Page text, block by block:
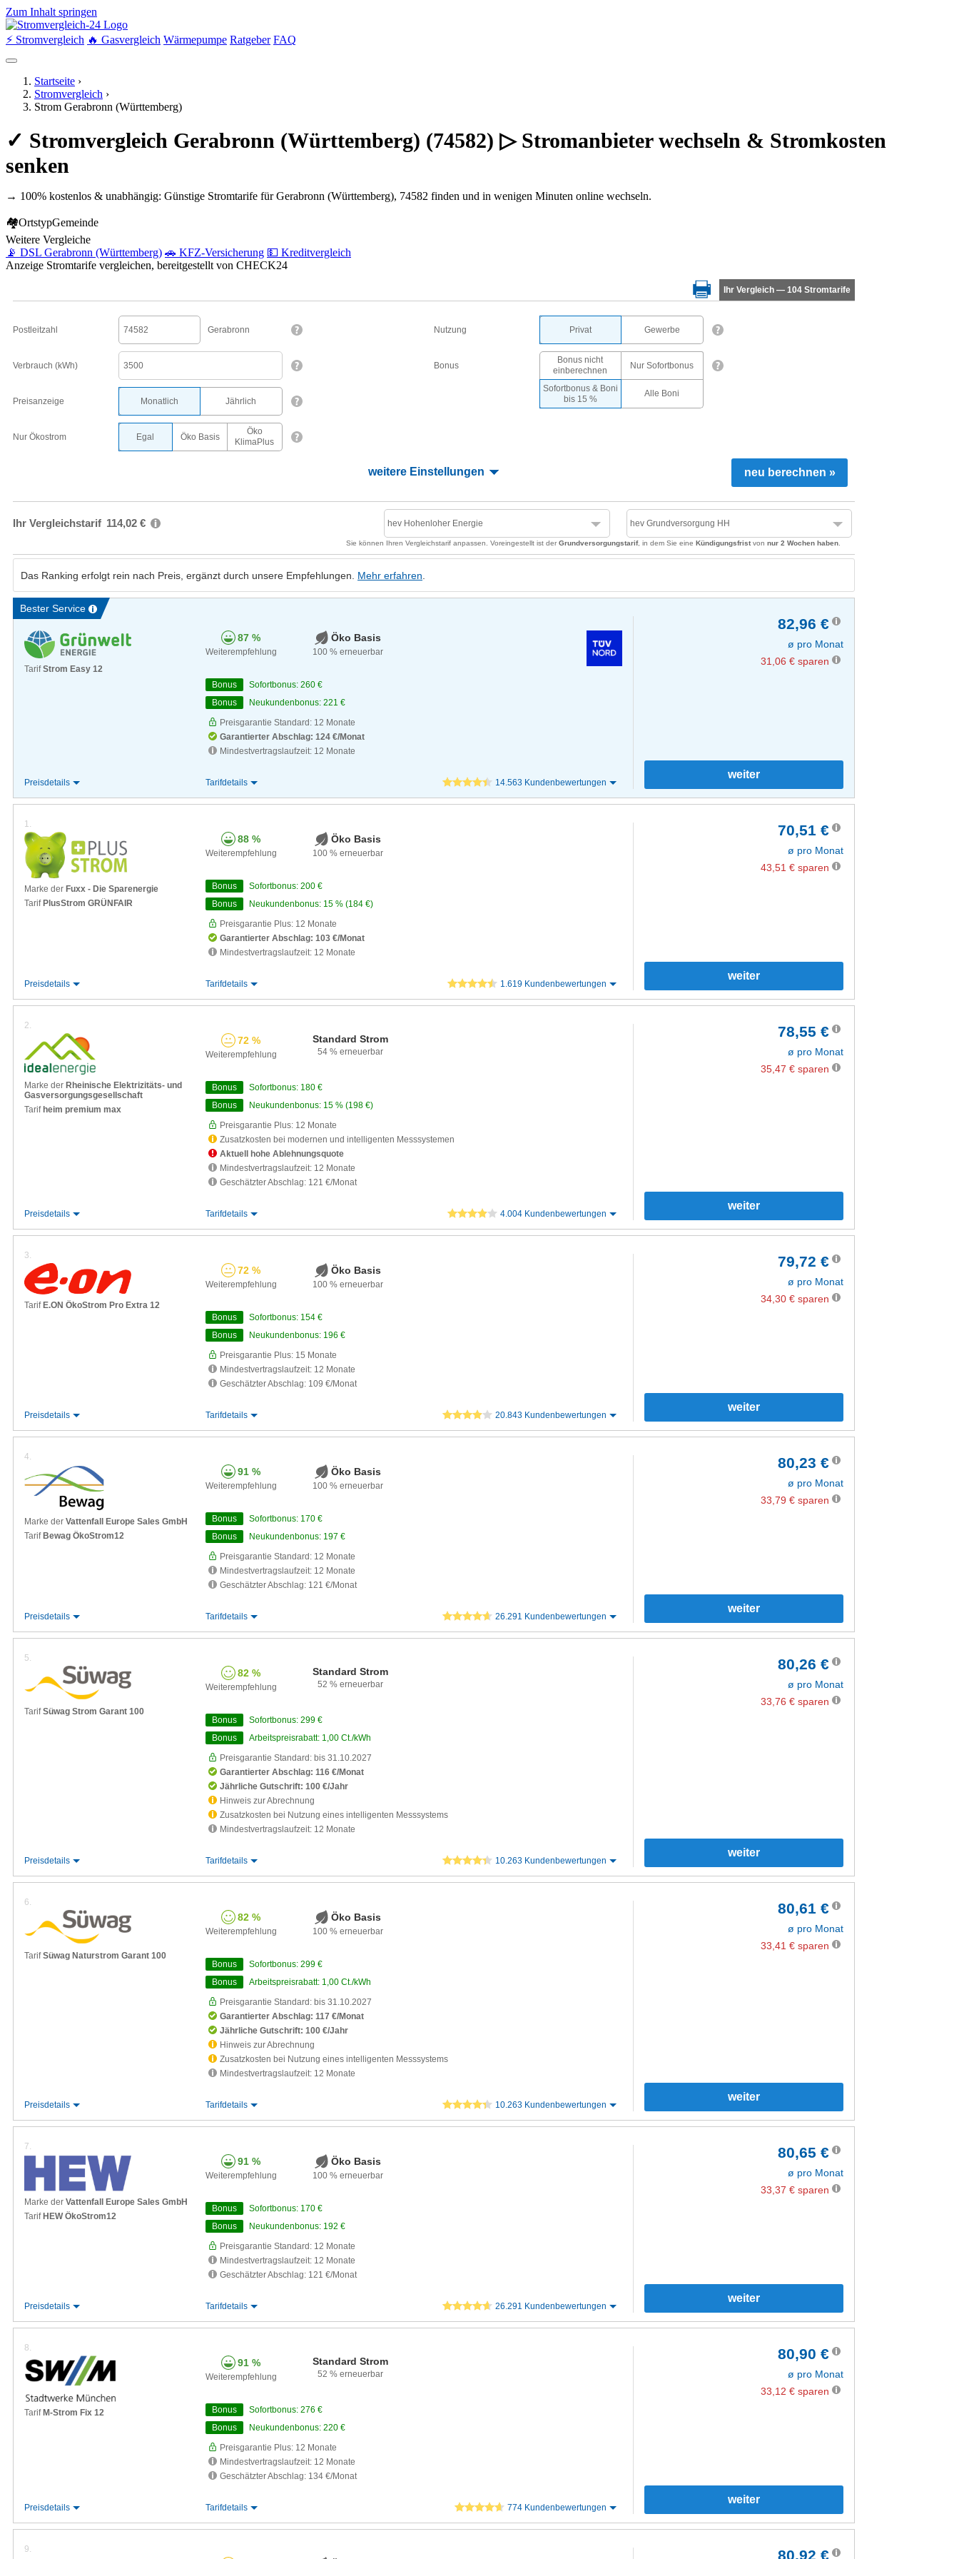
Zum Inhalt springen
⚡ Stromvergleich 🔥 Gasvergleich Wärmepumpe Ratgeber FAQ
Startseite ›
Stromvergleich ›
Strom Gerabronn (Württemberg)
✓ Stromvergleich Gerabronn (Württemberg) (74582) ▷ Stromanbieter wechseln & Stromkosten
senken
→ 100% kostenlos & unabhängig: Günstige Stromtarife für Gerabronn (Württemberg), 74582 finden und in wenigen Minuten online wechseln.
🏘OrtstypGemeinde
Weitere Vergleiche
📡 DSL Gerabronn (Württemberg) 🚗 KFZ-Versicherung 💵 Kreditvergleich
Anzeige Stromtarife vergleichen, bereitgestellt von CHECK24